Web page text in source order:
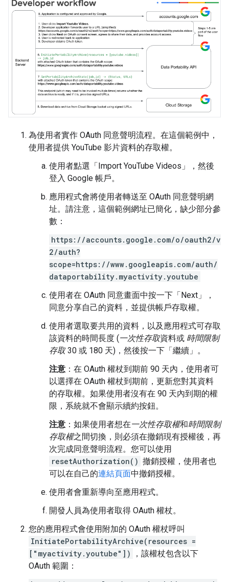
為使用者實作 OAuth 同意聲明流程。在這個範例中，
使用者提供 YouTube 影片資料的存取權。
使用者點選「Import YouTube Videos」
，然後
登入 Google 帳戶。
應用程式會將使用者轉送至 OAuth 同意聲明網
址。請注意，這個範例網址已簡化，缺少部分參
數：
https://accounts.google.com/o/oauth2/v
2/auth?
scope=https://www.googleapis.com/auth/
dataportability.myactivity.youtube
使用者在 OAuth 同意畫面中按一下「Next」
，
同意分享自己的資料，並提供帳戶存取權。
使用者選取要共用的資料，以及應用程式可存取
該資料的時間長度 (一次性存取資料或 時間限制
存取30 或 180 天)，然後按一下「繼續」 。
注意 ：在 OAuth 權杖到期前 90 天內，使用者可
以選擇在 OAuth 權杖到期前，更新您對其資料
的存取權。如果使用者沒有在 90 天內到期的權
限，系統就不會顯示續約按鈕。
注意 ：如果使用者想在一次性存取權和時間限制
存取權之間切換，則必須在撤銷現有授權後，再
次完成同意聲明流程。您可以使用
resetAuthorization() 撤銷授權，使用者也
可以在自己的連結頁面中撤銷授權。
使用者會重新導向至應用程式。
開發人員為使用者取得 OAuth 權杖。
您的應用程式會使用附加的 OAuth 權杖呼叫
InitiatePortabilityArchive(resources =
["myactivity.youtube"])
，該權杖包含以下
OAuth 範圍：